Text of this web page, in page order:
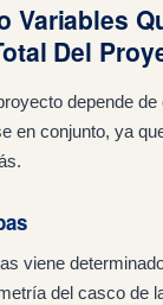
Variables
Del
depende
en conjunto, ya
viene
del casco de